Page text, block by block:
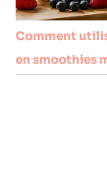
Comment
en smoothies